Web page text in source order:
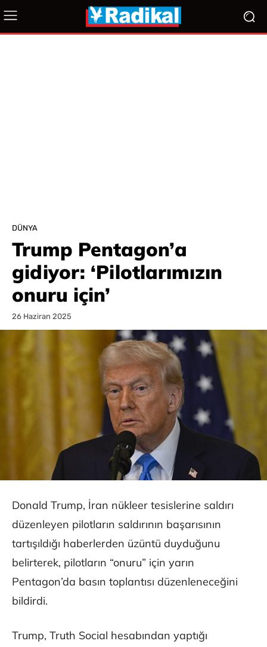
DÜNYA
Trump Pentagon’a
gidiyor: ‘Pilotlarımızın
onuru için’
26 Haziran 2025
Donald Trump, İran nükleer tesislerine saldırı
düzenleyen pilotların saldırının başarısının
tartışıldığı haberlerden üzüntü duyduğunu
belirterek, pilotların “onuru” için yarın
Pentagon’da basın toplantısı düzenleneceğini
bildirdi.
Trump, Truth Social hesabından yaptığı